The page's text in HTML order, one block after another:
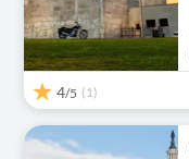
4/5 (1)